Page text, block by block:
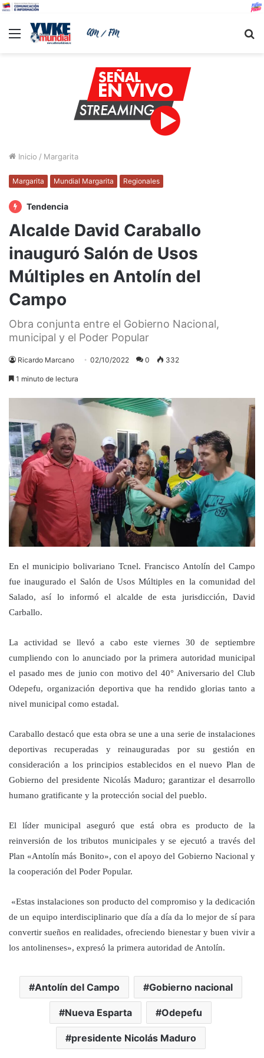
Menu
Inicio / Margarita
Margarita Mundial Margarita Regionales
Tendencia
Alcalde David Caraballo
inauguró Salón de Usos
Múltiples en Antolín del
Campo
Obra conjunta entre el Gobierno Nacional,
municipal y el Poder Popular
Ricardo Marcano 02/10/2022 0 332
1 minuto de lectura
En el municipio bolivariano Tcnel. Francisco Antolín del Campo
fue inaugurado el Salón de Usos Múltiples en la comunidad del
Salado, así lo informó el alcalde de esta jurisdicción, David
Carballo.
La actividad se llevó a cabo este viernes 30 de septiembre
cumpliendo con lo anunciado por la primera autoridad municipal
el pasado mes de junio con motivo del 40° Aniversario del Club
Odepefu, organización deportiva que ha rendido glorias tanto a
nivel municipal como estadal.
Caraballo destacó que esta obra se une a una serie de instalaciones
deportivas recuperadas y reinauguradas por su gestión en
consideración a los principios establecidos en el nuevo Plan de
Gobierno del presidente Nicolás Maduro; garantizar el desarrollo
humano gratificante y la protección social del pueblo.
El líder municipal aseguró que está obra es producto de la
reinversión de los tributos municipales y se ejecutó a través del
Plan «Antolín más Bonito», con el apoyo del Gobierno Nacional y
la cooperación del Poder Popular.
«Estas instalaciones son producto del compromiso y la dedicación
de un equipo interdisciplinario que día a día da lo mejor de sí para
convertir sueños en realidades, ofreciendo bienestar y buen vivir a
los antolinenses», expresó la primera autoridad de Antolín.
Antolín del Campo Gobierno nacional
Nueva Esparta Odepefu
presidente Nicolás Maduro